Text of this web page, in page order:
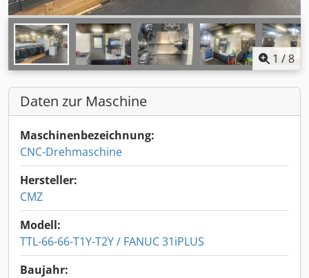
1 /8
Daten zur Maschine
Maschinenbezeichnung:
CNC-Drehmaschine
Hersteller:
CMZ
Modell:
TTL-66-66-T1Y-T2Y / FANUC 31iPLUS
Baujahr: